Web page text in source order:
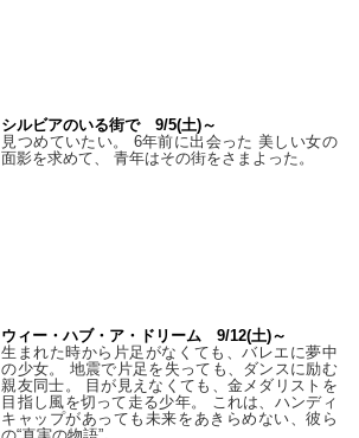
シルビアのいる街で 9/5(土)～
見つめていたい。 6年前に出会った 美しい女の
面影を求めて、 青年はその街をさまよった。
ウィー・ハブ・ア・ドリーム 9/12(土)～
生まれた時から片足がなくても、バレエに夢中
の少女。 地震で片足を失っても、ダンスに励む
親友同士。 目が見えなくても、金メダリストを
目指し風を切って走る少年。 これは、ハンディ
キャップがあっても未来をあきらめない、彼ら